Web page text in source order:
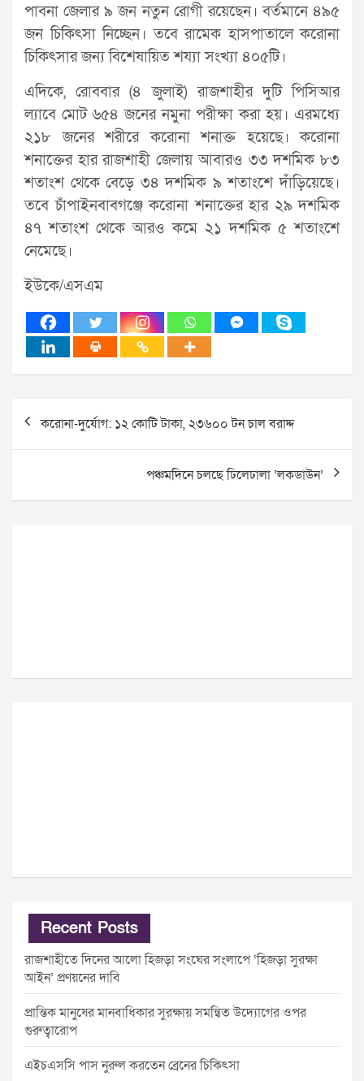
পাবনা জেলার ৯ জন নতুন রোগী রয়েছেন। বর্তমানে ৪৯৫
জন চিকিৎসা নিচ্ছেন। তবে রামেক হাসপাতালে করোনা
চিকিৎসার জন্য বিশেষায়িত শয্যা সংখ্যা ৪০৫টি।
এদিকে, রোববার (৪ জুলাই) রাজশাহীর দুটি পিসিআর
ল্যাবে মোট ৬৫৪ জনের নমুনা পরীক্ষা করা হয়। এরমধ্যে
২১৮ জনের শরীরে করোনা শনাক্ত হয়েছে। করোনা
শনাক্তের হার রাজশাহী জেলায় আবারও ৩৩ দশমিক ৮৩
শতাংশ থেকে বেড়ে ৩৪ দশমিক ৯ শতাংশে দাঁড়িয়েছে।
তবে চাঁপাইনবাবগঞ্জে করোনা শনাক্তের হার ২৯ দশমিক
৪৭ শতাংশ থেকে আরও কমে ২১ দশমিক ৫ শতাংশে
নেমেছে।
ইউকে/এসএম
Post
navigation
করোনা-দুর্যোগ: ১২ কোটি টাকা, ২৩৬০০ টন চাল বরাদ্দ
পঞ্চমদিনে চলছে ঢিলেঢালা ‘লকডাউন’
Recent Posts
রাজশাহীতে দিনের আলো হিজড়া সংঘের সংলাপে ‘হিজড়া সুরক্ষা
আইন’ প্রণয়নের দাবি
প্রান্তিক মানুষের মানবাধিকার সুরক্ষায় সমন্বিত উদ্যোগের ওপর
গুরুত্বারোপ
এইচএসসি পাস নুরুল করতেন ব্রেনের চিকিৎসা